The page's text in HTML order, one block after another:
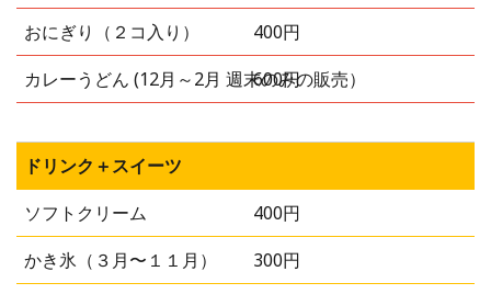
おにぎり（２コ入り）
400円
カレーうどん (12月～2月 週末のみの販売）
600円
ドリンク＋スイーツ
ソフトクリーム
400円
かき氷（３月〜１１月）
300円